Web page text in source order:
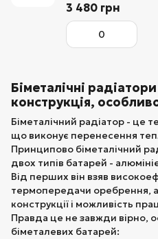
3 480 грн
Біметалічні
конструкція,
Біметалічний радіатор - це
що виконує перенесення
Принципово біметалічний
двох типів батарей -
Від перших він взяв
термопередачи оребрення, а
конструкції і можливість
Правда це не завжди вірно,
біметалевих батарей: